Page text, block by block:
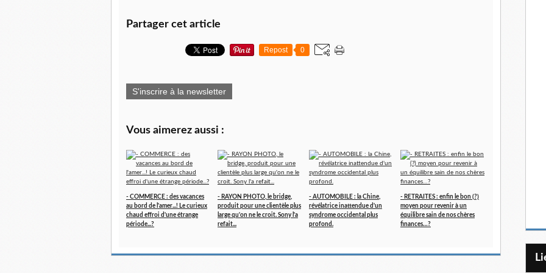
Partager cet article
Repost 0
S'inscrire à la newsletter
Vous aimerez aussi :
- COMMERCE : des vacances
au bord de l'amer...! Le curieux
chaud effroi d'une étrange
période...?
- RAYON PHOTO, le bridge,
produit pour une clientèle plus
large qu'on ne le croit. Sony l'a
refait...
- AUTOMOBILE : la Chine,
révélatrice inattendue d'un
syndrome occidental plus
profond.
- RETRAITES : enfin le bon (?)
moyen pour revenir à un
équilibre sain de nos chères
finances…?